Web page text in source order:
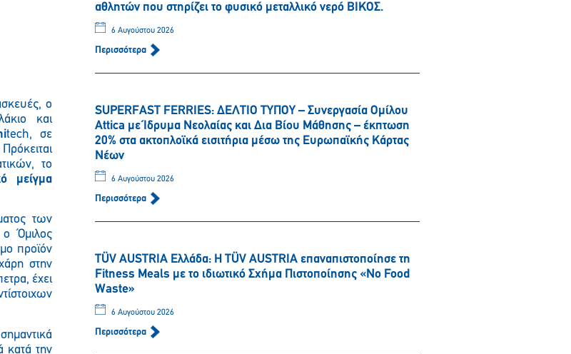
ο
και
tech, σε
το
μείγμα
των
Όμιλος
προϊόν
στην
έχει
κατά την
αθλητών που στηρίζει το φυσικό μεταλλικό νερό ΒΙΚΟΣ.
6 Αυγούστου 2026
Περισσότερα
SUPERFAST FERRIES: ΔΕΛΤΙΟ ΤΥΠΟΥ – Συνεργασία Ομίλου
Attica με Ίδρυμα Νεολαίας και Δια Βίου Μάθησης – έκπτωση
20% στα ακτοπλοϊκά εισιτήρια μέσω της Ευρωπαϊκής Κάρτας
Νέων
6 Αυγούστου 2026
Περισσότερα
TÜV AUSTRIA Ελλάδα: Η TÜV AUSTRIA επαναπιστοποίησε τη
Fitness Meals με το ιδιωτικό Σχήμα Πιστοποίησης «No Food
Waste»
6 Αυγούστου 2026
Περισσότερα